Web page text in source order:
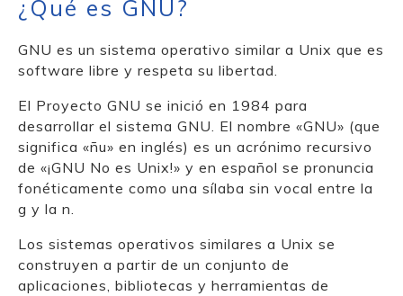
¿Qué es GNU?
GNU es un sistema operativo similar a Unix que es
software libre y respeta su libertad.
El Proyecto GNU se inició en 1984 para
desarrollar el sistema GNU. El nombre «GNU» (que
significa «ñu» en inglés) es un acrónimo recursivo
de «¡GNU No es Unix!» y en español se pronuncia
fonéticamente como una sílaba sin vocal entre la
g y la n.
Los sistemas operativos similares a Unix se
construyen a partir de un conjunto de
aplicaciones, bibliotecas y herramientas de